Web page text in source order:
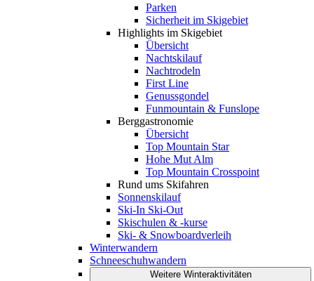
Parken
Sicherheit im Skigebiet
Highlights im Skigebiet
Übersicht
Nachtskilauf
Nachtrodeln
First Line
Genussgondel
Funmountain & Funslope
Berggastronomie
Übersicht
Top Mountain Star
Hohe Mut Alm
Top Mountain Crosspoint
Rund ums Skifahren
Sonnenskilauf
Ski-In Ski-Out
Skischulen & -kurse
Ski- & Snowboardverleih
Winterwandern
Schneeschuhwandern
Weitere Winteraktivitäten